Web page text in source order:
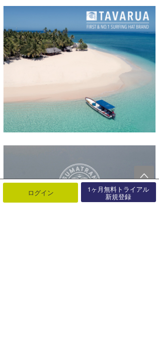
ログイン 1ヶ月無料トライアル
新規登録